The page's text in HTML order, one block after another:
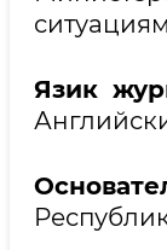
Язик